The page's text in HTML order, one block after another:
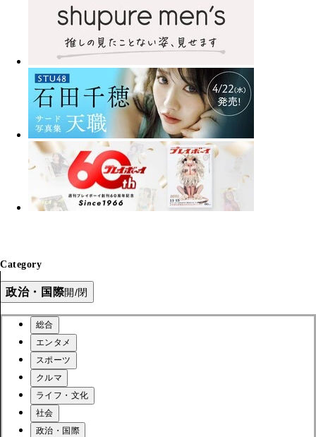
Category
政治・国際開/閉
総合
エンタメ
スポーツ
クルマ
ライフ・文化
社会
政治・国際